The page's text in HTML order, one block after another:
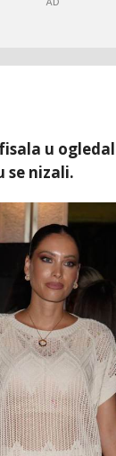
u
se nizali.